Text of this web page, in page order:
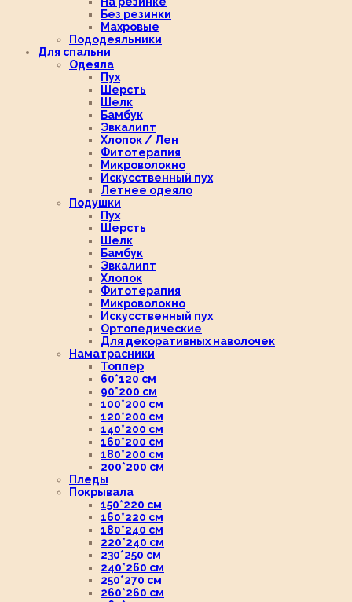
Без резинки
Махровые
Пододеяльники
Для спальни
Одеяла
Пух
Шерсть
Шелк
Бамбук
Эвкалипт
Хлопок / Лен
Фитотерапия
Микроволокно
Искусственный пух
Летнее одеяло
Подушки
Пух
Шерсть
Шелк
Бамбук
Эвкалипт
Хлопок
Фитотерапия
Микроволокно
Искусственный пух
Ортопедические
Для декоративных наволочек
Наматрасники
Топпер
60*120 см
90*200 см
100*200 см
120*200 см
140*200 см
160*200 см
180*200 см
200*200 см
Пледы
Покрывала
150*220 см
160*220 см
180*240 см
220*240 см
230*250 см
240*260 см
250*270 см
260*260 см